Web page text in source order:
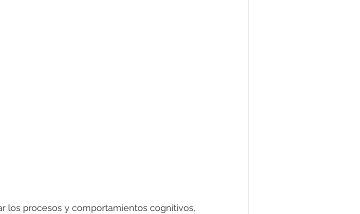
los procesos y comportamientos cognitivos,